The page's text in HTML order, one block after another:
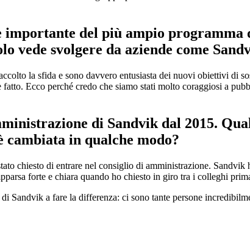
del più ampio programma
vede svolgere da aziende come
la sfida e sono davvero entusiasta dei nuovi obiettivi di
Ecco perché credo che siamo stati molto coraggiosi a
di Sandvik dal 2015.
cambiata in qualche modo?
chiesto di entrare nel consiglio di amministrazione.
forte e chiara quando ho chiesto in giro tra i colleghi
Sandvik a fare la differenza: ci sono tante persone